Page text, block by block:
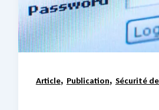
Article, Publication, Sécurité